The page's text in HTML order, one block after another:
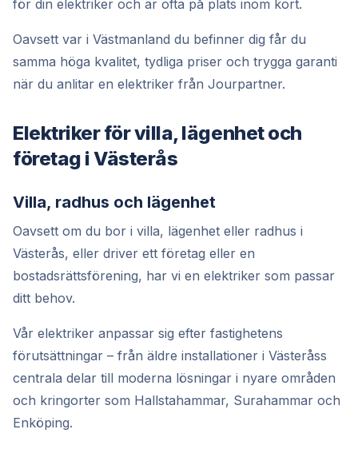
för din elektriker och är ofta på plats inom kort.
Oavsett var i Västmanland du befinner dig får du
samma höga kvalitet, tydliga priser och trygga garanti
när du anlitar en elektriker från Jourpartner.
Elektriker för villa, lägenhet och
företag i Västerås
Villa, radhus och lägenhet
Oavsett om du bor i villa, lägenhet eller radhus i
Västerås, eller driver ett företag eller en
bostadsrättsförening, har vi en elektriker som passar
ditt behov.
Vår elektriker anpassar sig efter fastighetens
förutsättningar – från äldre installationer i Västeråss
centrala delar till moderna lösningar i nyare områden
och kringorter som Hallstahammar, Surahammar och
Enköping.